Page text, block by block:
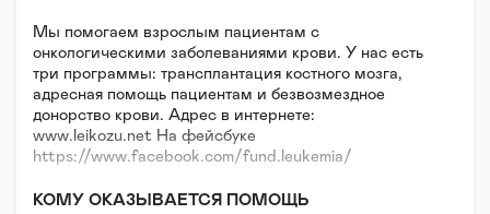
Мы помогаем взрослым пациентам с
онкологическими заболеваниями крови. У нас есть
три программы: трансплантация костного мозга,
адресная помощь пациентам и безвозмездное
донорство крови. Адрес в интернете:
www.leikozu.net На фейсбуке
https://www.facebook.com/fund.leukemia/
КОМУ ОКАЗЫВАЕТСЯ ПОМОЩЬ